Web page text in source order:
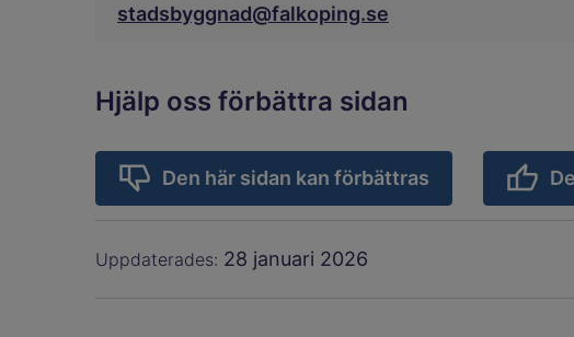
stadsbyggnad@falkoping.se
Hjälp oss förbättra sidan
Den här sidan kan förbättras
Uppdaterades: 28 januari 2026